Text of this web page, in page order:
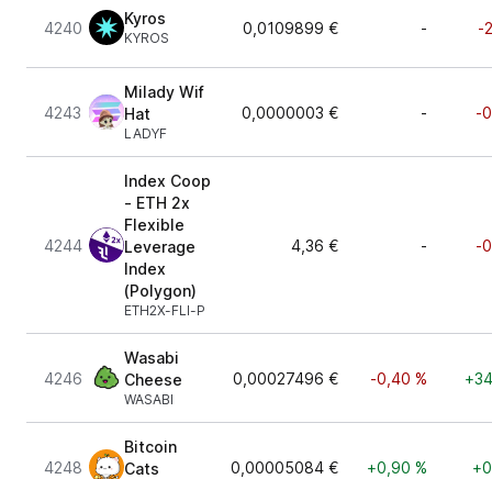
4240
Kyros
KYROS
0,0109899 € - -
4243
Milady Wif
Hat
LADYF
0,0000003 € - -
4244
Index Coop
- ETH 2x
Flexible
Leverage
Index
(Polygon)
ETH2X-FLI-P
4,36 € - -
4246
Wasabi
Cheese
WASABI
0,00027496 € -0,40 %
4248
Bitcoin
Cats
0,00005084 € +0,90 %